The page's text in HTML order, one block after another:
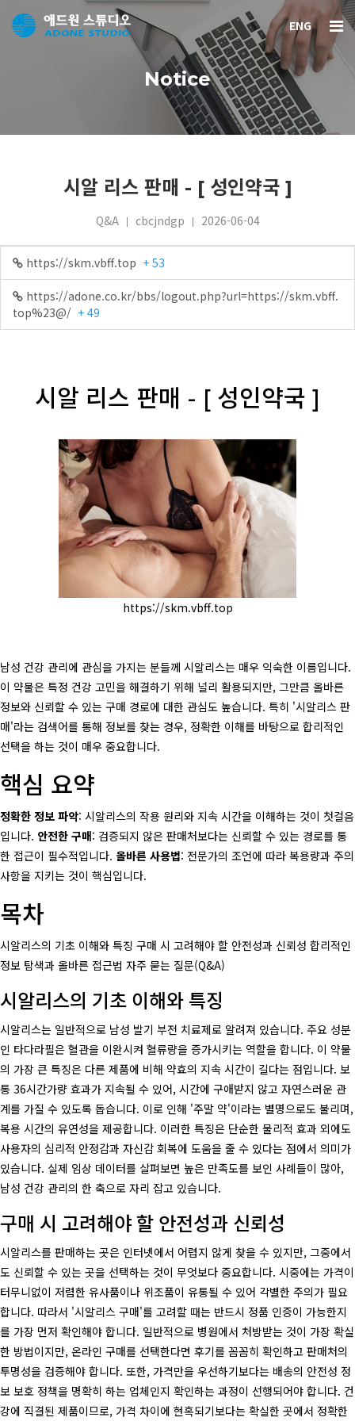
ENG
Notice
시알 리스 판매 - [ 성인약국 ]
Q&A cbcjndgp 2026-06-04
https://skm.vbff.top + 53
https://adone.co.kr/bbs/logout.php?url=https://skm.vbff.
top%23@/ + 49
시알 리스 판매 - [ 성인약국 ]
https://skm.vbff.top
남성 건강 관리에 관심을 가지는 분들께 시알리스는 매우 익숙한 이름입니다.
이 약물은 특정 건강 고민을 해결하기 위해 널리 활용되지만, 그만큼 올바른
정보와 신뢰할 수 있는 구매 경로에 대한 관심도 높습니다. 특히 '시알리스 판
매'라는 검색어를 통해 정보를 찾는 경우, 정확한 이해를 바탕으로 합리적인
선택을 하는 것이 매우 중요합니다.
핵심 요약
정확한 정보 파악: 시알리스의 작용 원리와 지속 시간을 이해하는 것이 첫걸음
입니다. 안전한 구매: 검증되지 않은 판매처보다는 신뢰할 수 있는 경로를 통
한 접근이 필수적입니다. 올바른 사용법: 전문가의 조언에 따라 복용량과 주의
사항을 지키는 것이 핵심입니다.
목차
시알리스의 기초 이해와 특징 구매 시 고려해야 할 안전성과 신뢰성 합리적인
정보 탐색과 올바른 접근법 자주 묻는 질문(Q&A)
시알리스의 기초 이해와 특징
시알리스는 일반적으로 남성 발기 부전 치료제로 알려져 있습니다. 주요 성분
인 타다라필은 혈관을 이완시켜 혈류량을 증가시키는 역할을 합니다. 이 약물
의 가장 큰 특징은 다른 제품에 비해 약효의 지속 시간이 길다는 점입니다. 보
통 36시간가량 효과가 지속될 수 있어, 시간에 구애받지 않고 자연스러운 관
계를 가질 수 있도록 돕습니다. 이로 인해 '주말 약'이라는 별명으로도 불리며,
복용 시간의 유연성을 제공합니다. 이러한 특징은 단순한 물리적 효과 외에도
사용자의 심리적 안정감과 자신감 회복에 도움을 줄 수 있다는 점에서 의미가
있습니다. 실제 임상 데이터를 살펴보면 높은 만족도를 보인 사례들이 많아,
남성 건강 관리의 한 축으로 자리 잡고 있습니다.
구매 시 고려해야 할 안전성과 신뢰성
시알리스를 판매하는 곳은 인터넷에서 어렵지 않게 찾을 수 있지만, 그중에서
도 신뢰할 수 있는 곳을 선택하는 것이 무엇보다 중요합니다. 시중에는 가격이
터무니없이 저렴한 유사품이나 위조품이 유통될 수 있어 각별한 주의가 필요
합니다. 따라서 '시알리스 구매'를 고려할 때는 반드시 정품 인증이 가능한지
를 가장 먼저 확인해야 합니다. 일반적으로 병원에서 처방받는 것이 가장 확실
한 방법이지만, 온라인 구매를 선택한다면 후기를 꼼꼼히 확인하고 판매처의
투명성을 검증해야 합니다. 또한, 가격만을 우선하기보다는 배송의 안전성 정
보 보호 정책을 명확히 하는 업체인지 확인하는 과정이 선행되어야 합니다. 건
강에 직결된 제품이므로, 가격 차이에 현혹되기보다는 확실한 곳에서 정확한